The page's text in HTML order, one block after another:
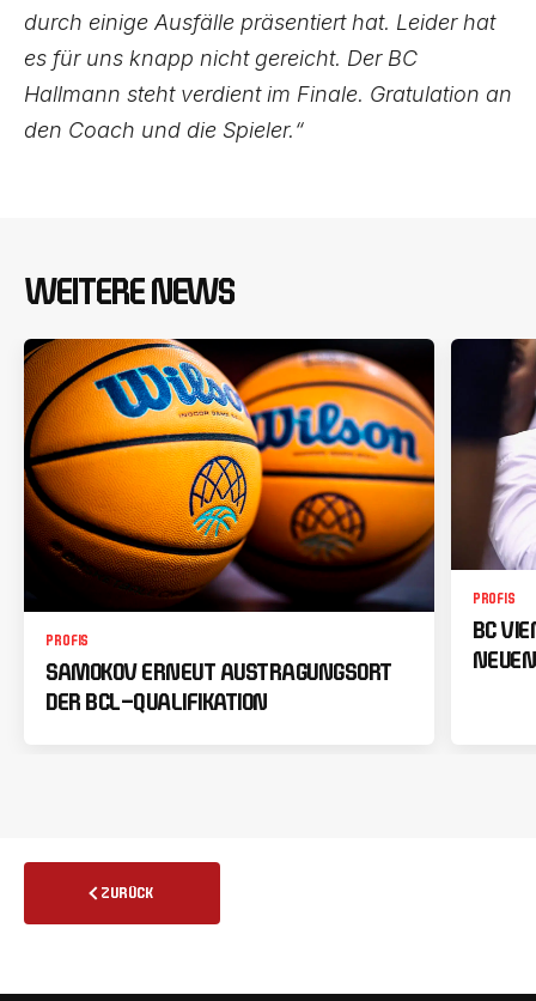
durch einige Ausfälle präsentiert hat. Leider hat
es für uns knapp nicht gereicht. Der BC
Hallmann steht verdient im Finale. Gratulation an
den Coach und die Spieler.“
WEITERE NEWS
PROFIS
SAMOKOV ERNEUT AUSTRAGUNGSORT
DER BCL-QUALIFIKATION
PROFIS
BC
ZURÜCK